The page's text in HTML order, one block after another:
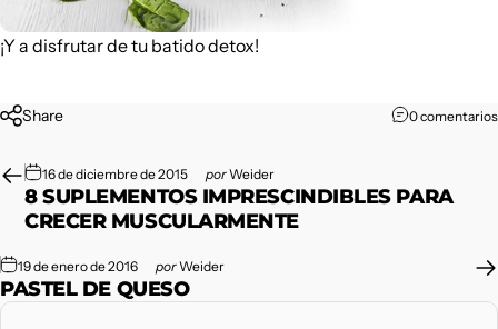
¡Y a disfrutar de tu batido detox!
Share 0 comentarios
16 de diciembre de 2015 porWeider
8 SUPLEMENTOS IMPRESCINDIBLES PARA
CRECER MUSCULARMENTE
19 de enero de 2016 porWeider
PASTEL DE QUESO